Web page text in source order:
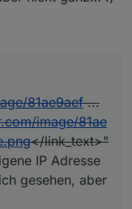
81ae9aef...
image/81ae
</link_text>"
IP Adresse
gesehen, aber